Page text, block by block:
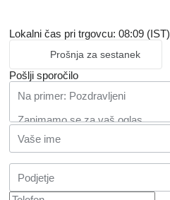
Lokalni čas pri trgovcu: 08:09 (IST)
Prošnja za sestanek
Pošlji sporočilo